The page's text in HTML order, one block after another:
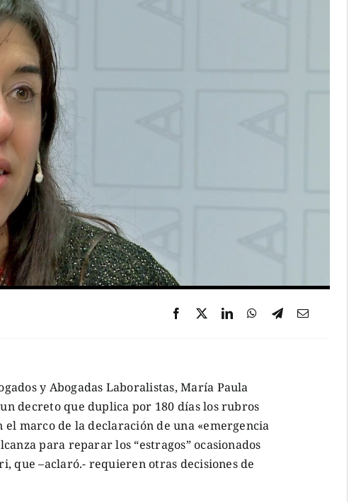
y Abogadas Laboralistas, María Paula
decreto que duplica por 180 días los rubros
marco de la declaración de una «emergencia
para reparar los “estragos” ocasionados
que –aclaró.- requieren otras decisiones de